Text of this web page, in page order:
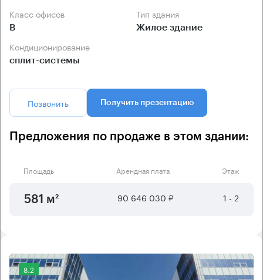
Класс офисов
B
Тип здания
Жилое здание
Кондиционирование
сплит-системы
Позвонить Получить презентацию
Предложения по продаже в этом здании:
Площадь Арендная плата Этаж
581 м² 90 646 030 ₽ 1 - 2
8.2